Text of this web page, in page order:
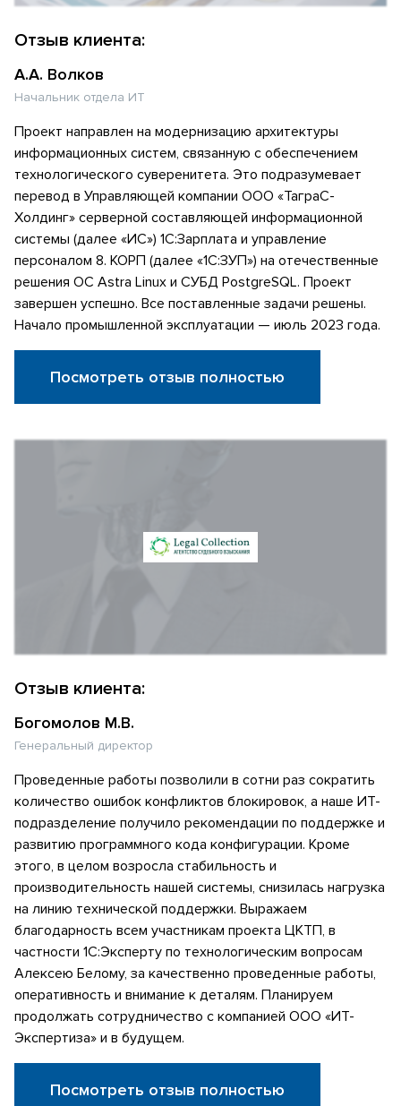
Отзыв клиента:
А.А. Волков
Начальник отдела ИТ
Проект направлен на модернизацию архитектуры
информационных систем, связанную с обеспечением
технологического суверенитета. Это подразумевает
перевод в Управляющей компании ООО «ТаграС-
Холдинг» серверной составляющей информационной
системы (далее «ИС») 1С:Зарплата и управление
персоналом 8. КОРП (далее «1С:ЗУП») на отечественные
решения ОС Astra Linux и СУБД PostgreSQL. Проект
завершен успешно. Все поставленные задачи решены.
Начало промышленной эксплуатации — июль 2023 года.
Посмотреть отзыв полностью
Отзыв клиента:
Богомолов М.В.
Генеральный директор
Проведенные работы позволили в сотни раз сократить
количество ошибок конфликтов блокировок, а наше ИТ-
подразделение получило рекомендации по поддержке и
развитию программного кода конфигурации. Кроме
этого, в целом возросла стабильность и
производительность нашей системы, снизилась нагрузка
на линию технической поддержки. Выражаем
благодарность всем участникам проекта ЦКТП, в
частности 1С:Эксперту по технологическим вопросам
Алексею Белому, за качественно проведенные работы,
оперативность и внимание к деталям. Планируем
продолжать сотрудничество с компанией ООО «ИТ-
Экспертиза» и в будущем.
Посмотреть отзыв полностью